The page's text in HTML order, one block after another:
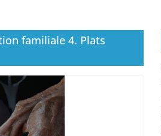
familiale 4. Plats